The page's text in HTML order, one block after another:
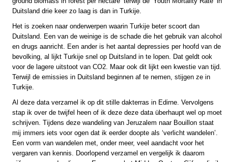
Duitsland drie keer zo laag is dan in Turkije.
Het is zoeken naar onderwerpen waarin Turkije beter scoort dan
Duitsland. Een van de weinige is de schade die het gebruik van alcohol
en drugs aanricht. Een ander is het aantal depressies per hoofd van de
bevolking, al lijkt Turkije snel op Duitsland in te lopen. Dat geldt ook
voor de lagere uitstoot van CO2. Maar ook dit lijkt een kwestie van tijd.
Terwijl de emissies in Duitsland beginnen af te nemen, stijgen ze in
Turkije.
Al deze data verzamel ik op dit stille dakterras in Edirne. Vervolgens
stap ik over de twijfel heen of ik deze deze data überhaupt wel op moet
schrijven. Tijdens deze wandeling van Jeruzalem naar Bouillon staat
mij immers iets voor ogen dat ik eerder doopte als ‘verlicht wandelen’.
Een vorm van wandelen met, onder meer, veel aandacht voor het
vergaren van kennis. Doorlopend verzamel en vergelijk ik daarom